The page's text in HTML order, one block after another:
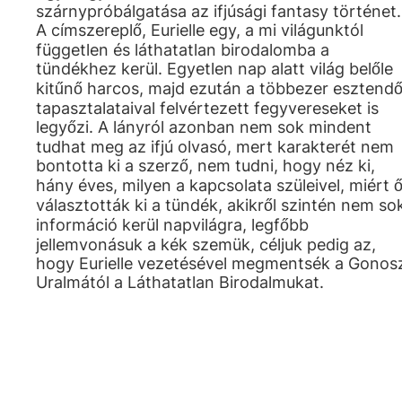
szárnypróbálgatása az ifjúsági fantasy történet.
A címszereplő, Eurielle egy, a mi világunktól
független és láthatatlan birodalomba a
tündékhez kerül. Egyetlen nap alatt világ belőle
kitűnő harcos, majd ezután a többezer esztendő
tapasztalataival felvértezett fegyvereseket is
legyőzi. A lányról azonban nem sok mindent
tudhat meg az ifjú olvasó, mert karakterét nem
bontotta ki a szerző, nem tudni, hogy néz ki,
hány éves, milyen a kapcsolata szüleivel, miért
választották ki a tündék, akikről szintén nem
információ kerül napvilágra, legfőbb
jellemvonásuk a kék szemük, céljuk pedig az,
hogy Eurielle vezetésével megmentsék a
Uralmától a Láthatatlan Birodalmukat.